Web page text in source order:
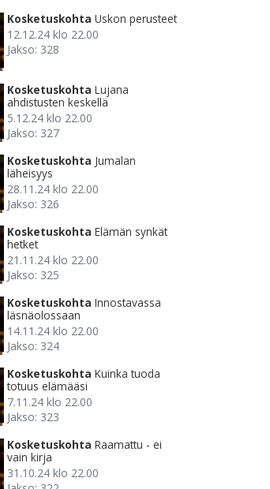
Kosketuskohta Uskon perusteet
12.12.24 klo 22.00
Jakso: 328
Kosketuskohta Lujana
ahdistusten keskellä
5.12.24 klo 22.00
Jakso: 327
Kosketuskohta Jumalan
läheisyys
28.11.24 klo 22.00
Jakso: 326
Kosketuskohta Elämän synkät
hetket
21.11.24 klo 22.00
Jakso: 325
Kosketuskohta Innostavassa
läsnäolossaan
14.11.24 klo 22.00
Jakso: 324
Kosketuskohta Kuinka tuoda
totuus elämääsi
7.11.24 klo 22.00
Jakso: 323
Kosketuskohta Raamattu - ei
vain kirja
31.10.24 klo 22.00